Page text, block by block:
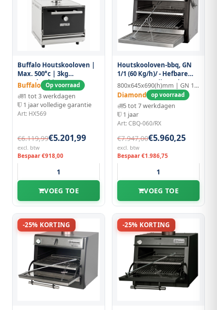
Buffalo Houtskooloven |
Max. 500°c | 3kg
Houtskool |
740x575x670(h)mm
Buffalo Op voorraad
1 tot 3 werkdagen
1 jaar volledige garantie
Art: HX569
€6.119,99€5.201,99
excl. btw
Bespaar €918,00
VOEG TOE
Houtskooloven-bbq, GN
1/1 (60 Kg/h)/ - Hefbare
Deur/roestvrij Staal
800x645x690(h)mm | GN 1/1
Diamond op voorraad
5 tot 7 werkdagen
1 jaar
Art: CBQ-060/RX
€7.947,00€5.960,25
excl. btw
Bespaar €1.986,75
VOEG TOE
-25% KORTING -25% KORTING